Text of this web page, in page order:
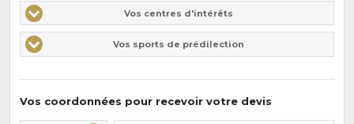
Vos
centres
d'intérêts
Vos centres d'intérêts
Vos
sports
Vos sports de prédilection
Vos coordonnées pour recevoir votre devis